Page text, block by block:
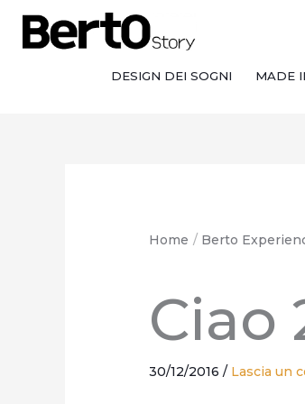
contenuto
navigazione
contenuto
DESIGN DEI SOGNI MADE
Home Berto
Ciao
30/12/2016/ Lascia un